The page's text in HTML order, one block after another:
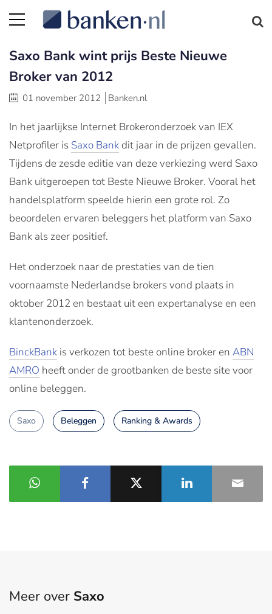
Saxo Bank wint prijs Beste Nieuwe
Broker van 2012
01 november 2012 Banken.nl
In het jaarlijkse Internet Brokeronderzoek van IEX
Netprofiler is Saxo Bankdit jaar in de prijzen gevallen.
Tijdens de zesde editie van deze verkiezing werd Saxo
Bank uitgeroepen tot Beste Nieuwe Broker. Vooral het
handelsplatform speelde hierin een grote rol. Zo
beoordelen ervaren beleggers het platform van Saxo
Bank als zeer positief.
Het onderzoek naar de prestaties van de tien
voornaamste Nederlandse brokers vond plaats in
oktober 2012 en bestaat uit een expertanalyse en een
klantenonderzoek.
BinckBank is verkozen tot beste online broker en ABN
AMRO heeft onder de grootbanken de beste site voor
online beleggen.
Saxo Beleggen Ranking & Awards
Meer over Saxo